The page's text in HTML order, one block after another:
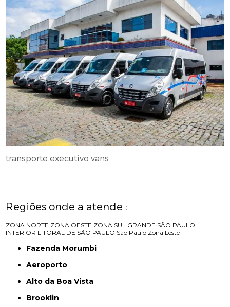
transporte executivo vans
Regiões onde a atende :
ZONA NORTE ZONA OESTE ZONA SUL GRANDE SÃO PAULO
INTERIOR LITORAL DE SÃO PAULO São Paulo Zona Leste
Fazenda Morumbi
Aeroporto
Alto da Boa Vista
Brooklin